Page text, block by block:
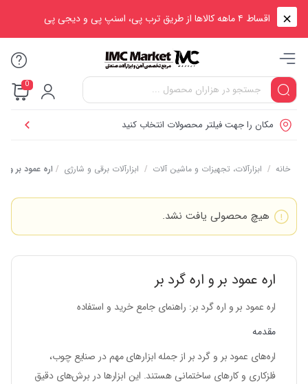
اقساط ۴ ماهه کالاها از طریق ترب پی، اسنپ پی و دیجی پی
0
مکان را جهت فیلتر محصولات انتخاب کنید
خانه / ابزارآلات، تجهیزات و ماشین آلات / ابزارآلات برقی و شارژی / اره عمود بر و
هیچ محصولی یافت نشد.
اره عمود بر و اره گرد بر
اره عمود بر و اره گرد بر: راهنمای جامع خرید و استفاده
مقدمه
اره‌های عمود بر و گرد بر از جمله ابزارهای مهم در صنایع چوب،
فلزکاری و کارهای ساختمانی هستند. این ابزارها در برش‌های دقیق